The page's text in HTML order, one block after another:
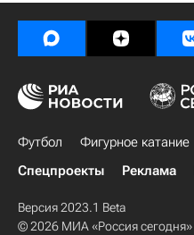
Футбол Фигурное катание
Спецпроекты
Реклама
Версия 2023.1 Beta
© 2026 МИА «Россия сегодня»